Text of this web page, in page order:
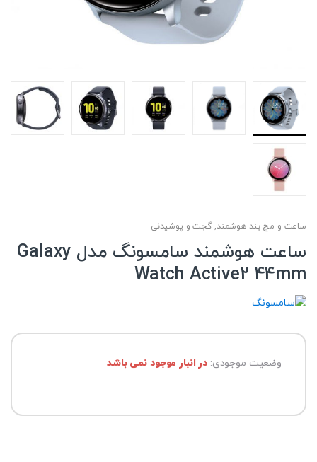
ساعت و مچ بند هوشمند, گجت و پوشیدنی
ساعت هوشمند سامسونگ مدل Galaxy
Watch Active2 44mm
وضعیت موجودی:در انبار موجود نمی باشد